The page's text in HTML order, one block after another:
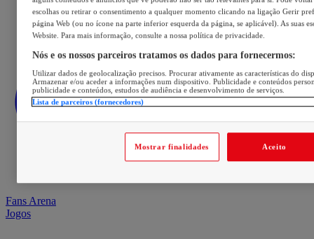
Fans Arena
Jogos
escolhas ou retirar o consentimento a qualquer momento clicando na ligação Gerir
página Web (ou no ícone na parte inferior esquerda da página, se aplicável). As suas
Website. Para mais informação, consulte a nossa política de privacidade.
Nós e os nossos parceiros tratamos os dados para fornecermos:
Utilizar dados de geolocalização precisos. Procurar ativamente as características do
Armazenar e/ou aceder a informações num dispositivo. Publicidade e conteúdos
publicidade e conteúdos, estudos de audiência e desenvolvimento de serviços.
Lista de parceiros (fornecedores)
Mostrar finalidades Aceito